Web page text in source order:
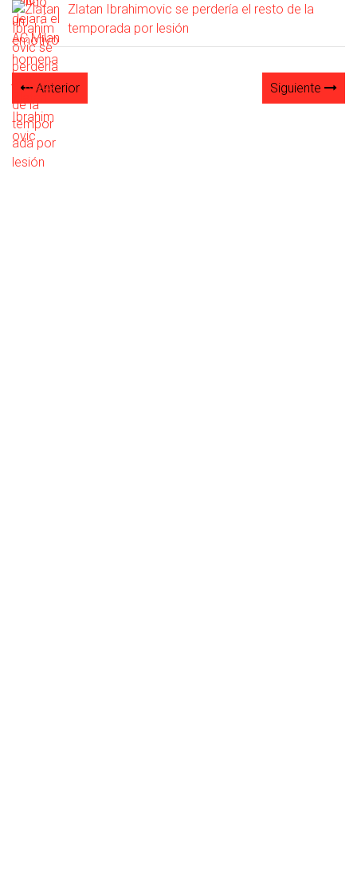
Zlatan Ibrahimovic se perdería el resto de la
temporada por lesión
Anterior Siguiente